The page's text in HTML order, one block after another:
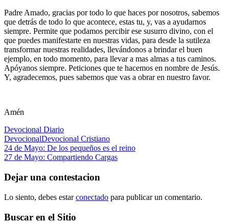
Padre Amado, gracias por todo lo que haces por nosotros, sabemos
que detrás de todo lo que acontece, estas tu, y, vas a ayudarnos
siempre. Permite que podamos percibir ese susurro divino, con el
que puedes manifestarte en nuestras vidas, para desde la sutileza
transformar nuestras realidades, llevándonos a brindar el buen
ejemplo, en todo momento, para llevar a mas almas a tus caminos.
Apóyanos siempre. Peticiones que te hacemos en nombre de Jesús.
Y, agradecemos, pues sabemos que vas a obrar en nuestro favor.
Amén
Devocional Diario
DevocionalDevocional Cristiano
Navegación
de
entradas
Entrada
anterior:
24 de Mayo: De los pequeños es el reino
Siguiente
27 de Mayo: Compartiendo Cargas
Dejar una contestacion
Lo siento, debes estarconectado para publicar un comentario.
Buscar en el Sitio